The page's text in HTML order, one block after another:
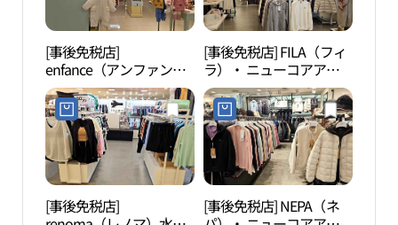
[事後免税店]
enfance（アンファン
ス）・ ニューコアアウ
トレットピョンチョン
（坪村）店(앙팡스 뉴코
아아울렛 평촌점)
[事後免税店] FILA（フィ
ラ）・ ニューコアアウ
トレットピョンチョン
（坪村）店(휠라 뉴코아
아울렛 평촌점)
[事後免税店]
[事後免税店] NEPA（ネ